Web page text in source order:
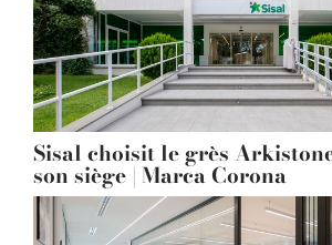
Sisal choisit le grès
son siège | Marca Corona